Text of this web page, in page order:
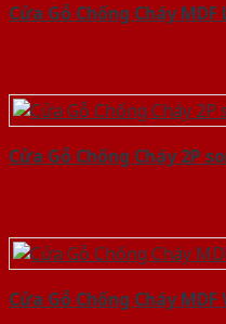
Cửa Gỗ Chống Cháy
Cửa Gỗ Chống Cháy 2P
Cửa Gỗ Chống Cháy